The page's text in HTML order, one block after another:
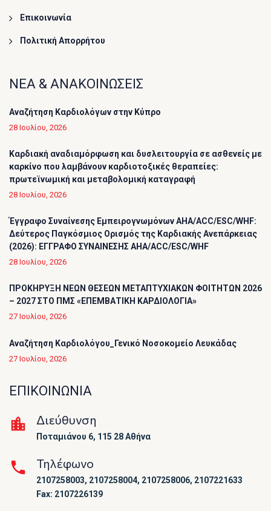
Επικοινωνία
Πολιτική Απορρήτου
ΝΕΑ & ΑΝΑΚΟΙΝΩΣΕΙΣ
Αναζήτηση Καρδιολόγων στην Κύπρο
28 Ιουλίου, 2026
Καρδιακή αναδιαμόρφωση και δυσλειτουργία σε ασθενείς με
καρκίνο που λαμβάνουν καρδιοτοξικές θεραπείες:
πρωτεϊνωμική και μεταβολομική καταγραφή
28 Ιουλίου, 2026
Έγγραφο Συναίνεσης Εμπειρογνωμόνων AHA/ACC/ESC/WHF:
Δεύτερος Παγκόσμιος Ορισμός της Καρδιακής Ανεπάρκειας
(2026): ΕΓΓΡΑΦΟ ΣΥΝΑΙΝΕΣΗΣ AHA/ACC/ESC/WHF
28 Ιουλίου, 2026
ΠΡΟΚΗΡΥΞΗ ΝΕΩΝ ΘΕΣΕΩΝ ΜΕΤΑΠΤΥΧΙΑΚΩΝ ΦΟΙΤΗΤΩΝ 2026
– 2027 ΣΤΟ ΠΜΣ «ΕΠΕΜΒΑΤΙΚΗ ΚΑΡΔΙΟΛΟΓΙΑ»
27 Ιουλίου, 2026
Αναζήτηση Καρδιολόγου_Γενικό Νοσοκομείο Λευκάδας
27 Ιουλίου, 2026
ΕΠΙΚΟΙΝΩΝΙΑ
Διεύθυνση
Ποταμιάνου 6, 115 28 Αθήνα
Τηλέφωνο
2107258003, 2107258004, 2107258006, 2107221633
Fax: 2107226139